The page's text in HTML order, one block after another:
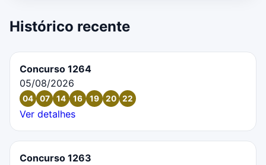
Histórico recente
Concurso 1264
05/08/2026
04 07 14 16 19 20 22
Ver detalhes
Concurso 1263